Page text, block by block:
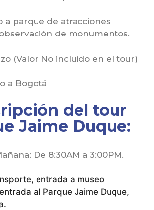
a parque de atracciones
de monumentos.
(Valor No incluido en el tour)
a Bogotá
del tour
Jaime Duque:
De 8:30AM a 3:00PM.
entrada a museo
entrada al Parque Jaime Duque,